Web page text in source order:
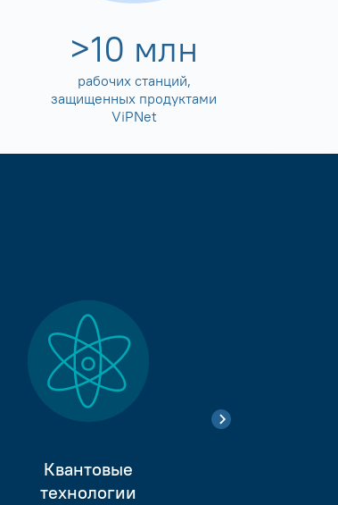
>10 млн
рабочих станций,
защищенных продуктами
ViPNet
Квантовые
технологии